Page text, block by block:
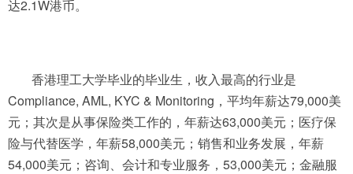
达2.1W港币。
香港理工大学毕业的毕业生，收入最高的行业是
Compliance, AML, KYC & Monitoring，平均年薪达79,000美
元；其次是从事保险类工作的，年薪达63,000美元；医疗保
险与代替医学，年薪58,000美元；销售和业务发展，年薪
54,000美元；咨询、会计和专业服务，53,000美元；金融服